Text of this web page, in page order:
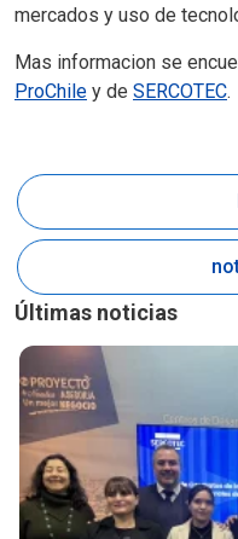
mercados y uso de
Mas informacion se
ProChile y de SERCOTEC.
Últimas noticias